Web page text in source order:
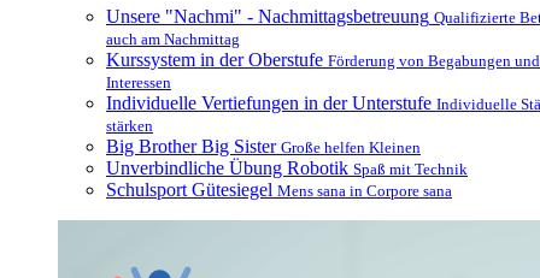
Unsere "Nachmi" - Nachmittagsbetreuung Qualifizierte
auch am Nachmittag
Kurssystem in der Oberstufe Förderung von Begabungen und
Interessen
Individuelle Vertiefungen in der Unterstufe Individuelle
stärken
Big Brother Big Sister Große helfen Kleinen
Unverbindliche Übung Robotik Spaß mit Technik
Schulsport Gütesiegel Mens sana in Corpore sana